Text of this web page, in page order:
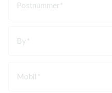
Postnummer
By
Mobil